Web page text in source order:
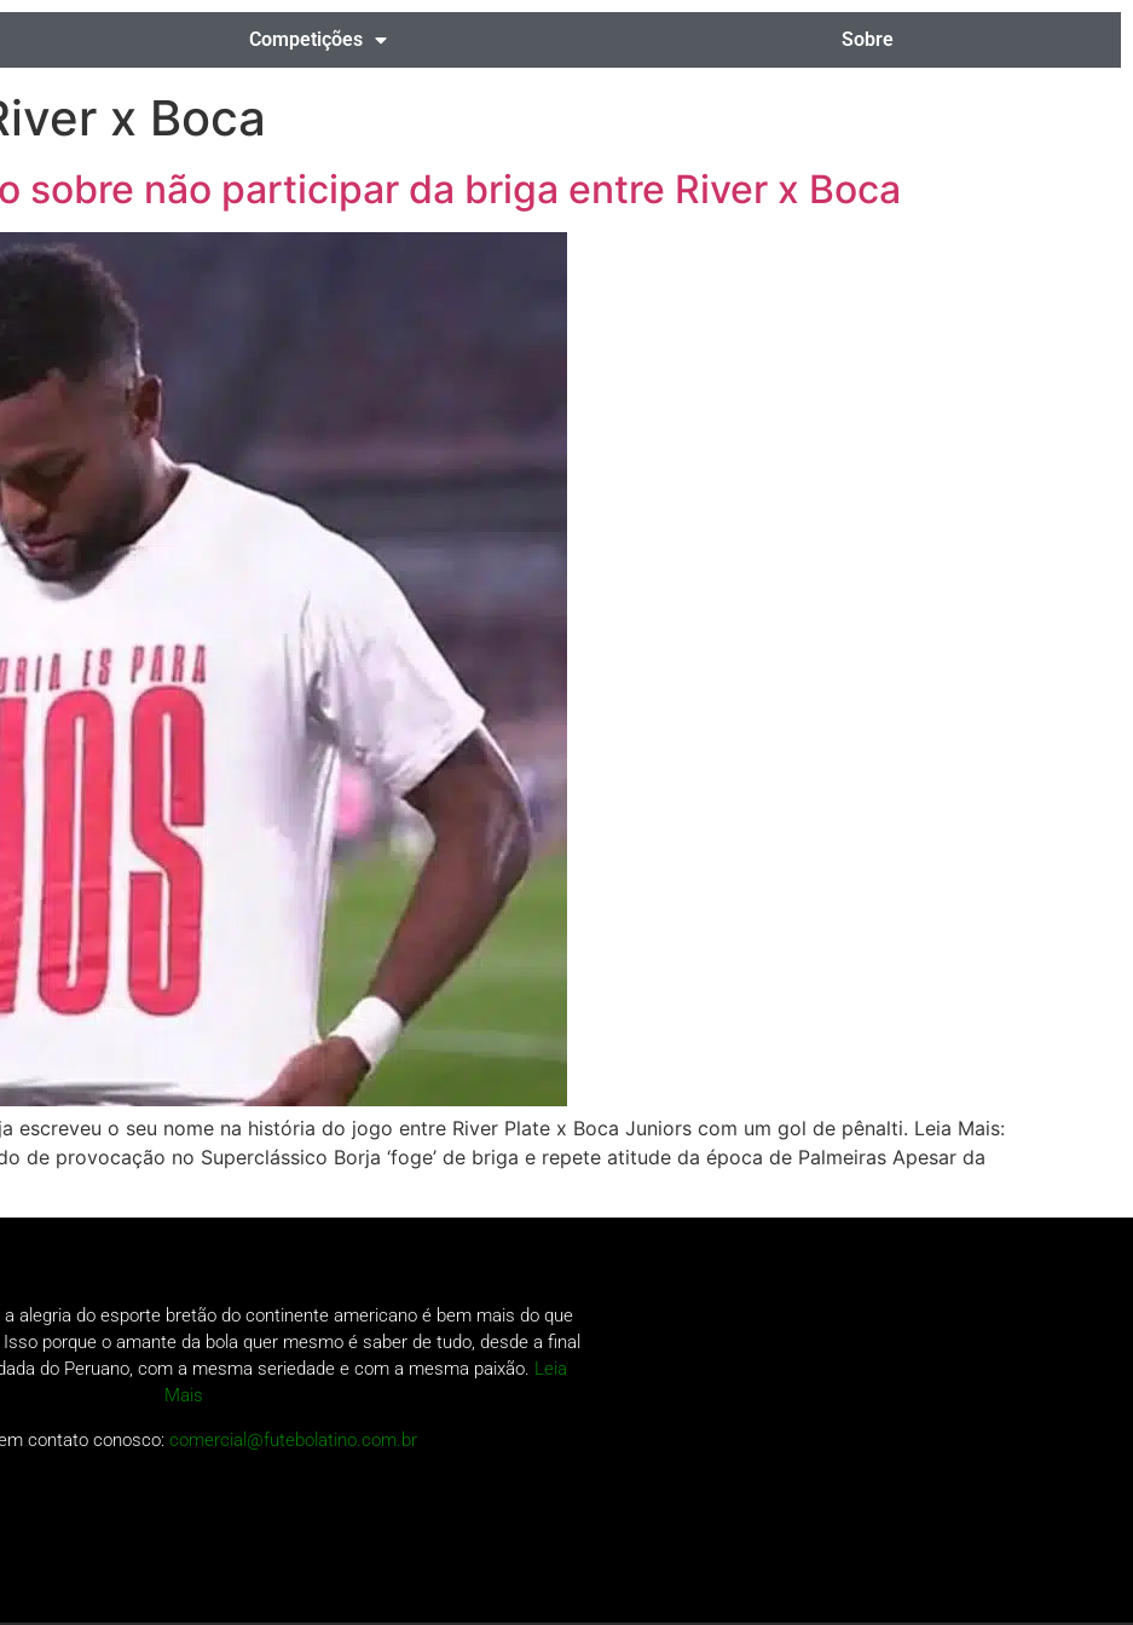
Competições Sobre
x Boca
sobre não participar da briga entre River x Boca
escreveu o seu nome na história do jogo entre River Plate x Boca Juniors com um gol de pênalti. Leia Mais:
de provocação no Superclássico Borja ‘foge’ de briga e repete atitude da época de Palmeiras Apesar da
a alegria do esporte bretão do continente americano é bem mais do que
porque o amante da bola quer mesmo é saber de tudo, desde a final
do Peruano, com a mesma seriedade e com a mesma paixão. Leia
Mais
contato conosco:comercial@futebolatino.com.br